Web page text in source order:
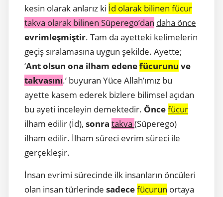
kesin olarak anlarız ki İd olarak bilinen fücur
takva olarak bilinen Süperego’dan daha önce
evrimleşmiştir. Tam da ayetteki kelimelerin
geçiş sıralamasına uygun şekilde. Ayette;
‘Ant olsun ona ilham edenefücurunu ve
takvasını.’ buyuran Yüce Allah’ımız bu
ayette kasem ederek bizlere bilimsel açıdan
bu ayeti inceleyin demektedir. Öncefücur
ilham edilir (İd), sonra takva (Süperego)
ilham edilir. İlham süreci evrim süreci ile
gerçekleşir.
İnsan evrimi sürecinde ilk insanların öncüleri
olan insan türlerinde sadecefücurun ortaya